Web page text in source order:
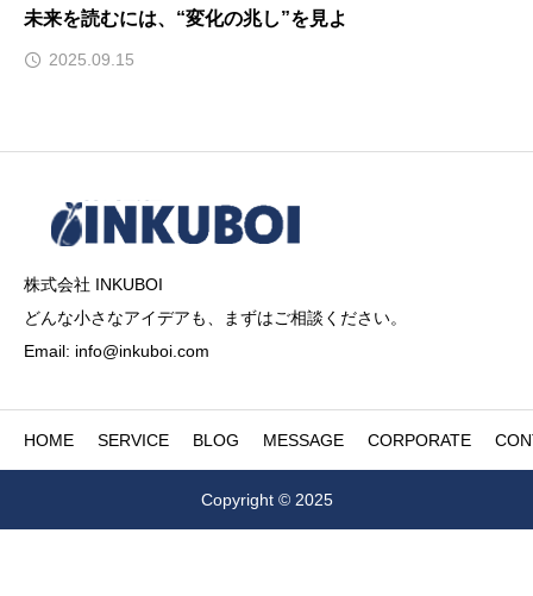
未来を読むには、“変化の兆し”を見よ
2025.09.15
株式会社 INKUBOI
どんな小さなアイデアも、まずはご相談ください。
Email: info@inkuboi.com
HOME SERVICE BLOG MESSAGE CORPORATE
Copyright © 2025